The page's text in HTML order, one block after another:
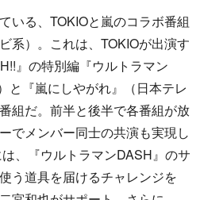
いる、TOKIOと嵐のコラボ番組
系）。これは、TOKIOが出演す
』の特別編『ウルトラマン
と『嵐にしやがれ』（日本テレ
組だ。前半と後半で各番組が放
でメンバー同士の共演も実現し
、『ウルトラマンDASH』のサ
う道具を届けるチャレンジを